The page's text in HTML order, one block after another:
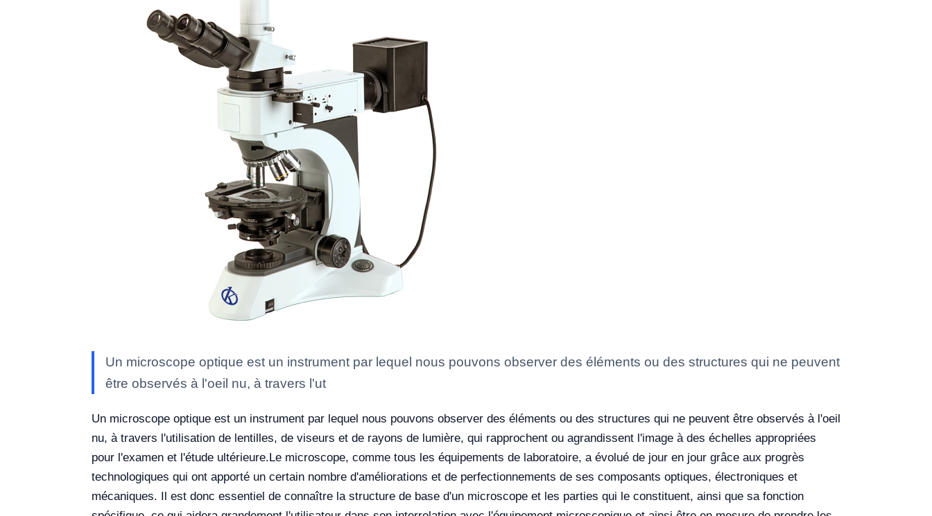
Un microscope optique est un instrument par lequel nous pouvons observer des éléments ou des structures qui ne peuvent
être observés à l'oeil nu, à travers l'ut
Un microscope optique est un instrument par lequel nous pouvons observer des éléments ou des structures qui ne peuvent être observés à l'oeil
nu, à travers l'utilisation de lentilles, de viseurs et de rayons de lumière, qui rapprochent ou agrandissent l'image à des échelles appropriées
pour l'examen et l'étude ultérieure.Le microscope, comme tous les équipements de laboratoire, a évolué de jour en jour grâce aux progrès
technologiques qui ont apporté un certain nombre d'améliorations et de perfectionnements de ses composants optiques, électroniques et
mécaniques. Il est donc essentiel de connaître la structure de base d'un microscope et les parties qui le constituent, ainsi que sa fonction